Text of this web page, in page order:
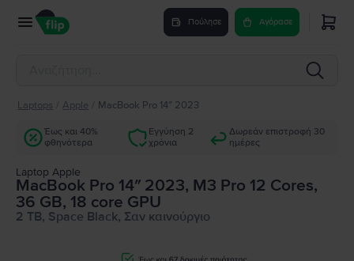
Πούλησε Αγόρασε
Laptops Apple MacBook Pro 14″ 2023
Έως και 40%
φθηνότερα
Εγγύηση 2
χρόνια
Δωρεάν επιστροφή 30
ημέρες
Laptop Apple
MacBook Pro 14″ 2023, M3 Pro 12 Cores,
36 GB, 18 core GPU
2 TB, Space Black, Σαν καινούργιο